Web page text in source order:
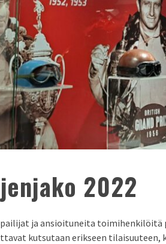
2022
ja ansioituneita
kutsutaan erikseen